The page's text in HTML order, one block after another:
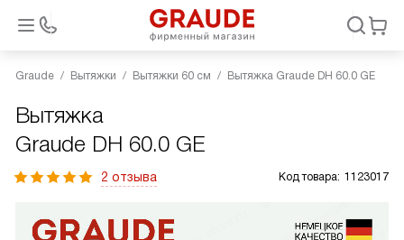
Graude Вытяжки Вытяжки 60 см Вытяжка Graude DH 60.0 GE
Вытяжка
Graude DH 60.0 GE
2 отзыва Код товара: 1123017